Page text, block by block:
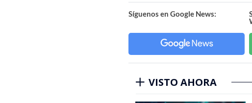
Síguenos en Google News:
VISTO AHORA